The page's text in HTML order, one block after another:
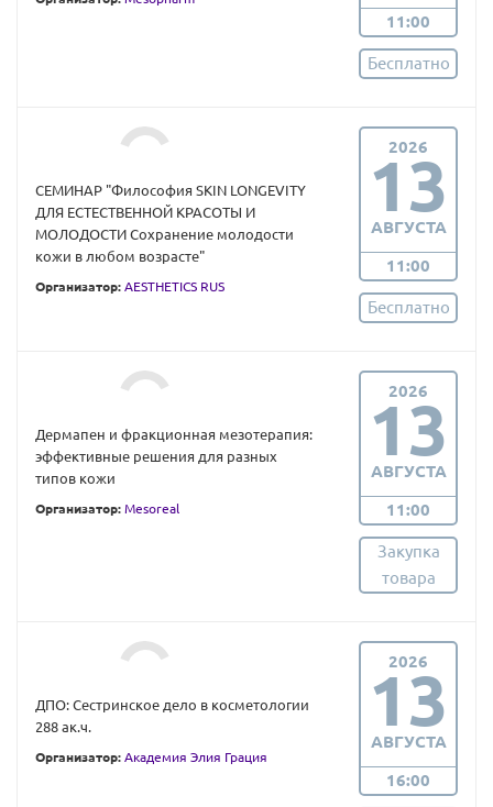
11:00
Бесплатно
СЕМИНАР "Философия SKIN LONGEVITY
ДЛЯ ЕСТЕСТВЕННОЙ КРАСОТЫ И
МОЛОДОСТИ Сохранение молодости
кожи в любом возрасте"
Организатор: AESTHETICS RUS
2026
13
АВГУСТА
11:00
Бесплатно
Дермапен и фракционная мезотерапия:
эффективные решения для разных
типов кожи
Организатор: Mesoreal
2026
13
АВГУСТА
11:00
Закупка
товара
ДПО: Сестринское дело в косметологии
288 ак.ч.
Организатор: Академия Элия Грация
2026
13
АВГУСТА
16:00